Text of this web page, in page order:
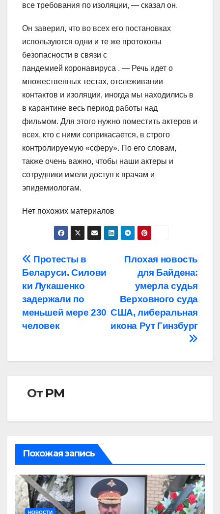
все требования по изоляции, — сказал он.
Он заверил, что во всех его постановках
используются одни и те же протоколы
безопасности в связи с
пандемией коронавируса . — Речь идет о
множественных тестах, отслеживании
контактов и изоляции, иногда мы находились в
в карантине весь период работы над
фильмом. Для этого нужно поместить актеров и
всех, кто с ними соприкасается, в строго
контролируемую «сферу». По его словам,
также очень важно, чтобы наши актеры и
сотрудники имели доступ к врачам и
эпидемиологам.
Нет похожих материалов
Навигация
по
записям
Плохая новость
для Байдена:
умерла судья
Верховного суда
США, либеральная
икона Рут Гинзбург
Протесты в
Беларуси. Силови
ки Лукашенко
задержали по
меньшей мере 230
человек
От РМ
Похожая запись
НОВОСТИ